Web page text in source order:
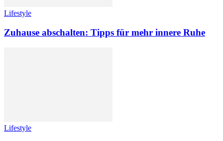
Lifestyle
Zuhause abschalten: Tipps für mehr innere Ruhe
Lifestyle